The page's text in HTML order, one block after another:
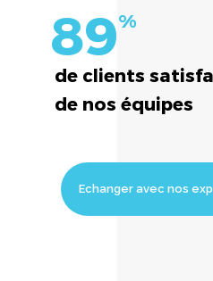
89%
de clients
de nos équipes
Echanger avec nos